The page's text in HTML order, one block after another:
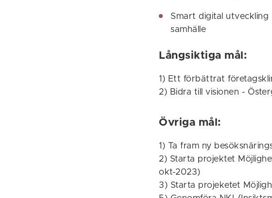
Smart digital
samhälle
Långsiktiga mål:
1) Ett förbättrat
2) Bidra till visionen -
Övriga mål:
1) Ta fram ny
2) Starta projektet
okt-2023)
3) Starta projeketet